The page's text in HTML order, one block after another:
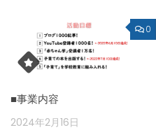
0
■事業内容
2024年2月16日